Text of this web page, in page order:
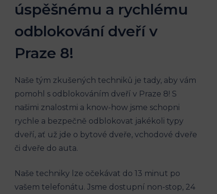
úspěšnému a rychlému
odblokování dveří v
Praze 8!
Naše tým zkušených techniků je tady, aby vám
pomohl s odblokováním dveří v Praze 8! S
našimi znalostmi a know-how jsme schopni
rychle a bezpečně odblokovat jakékoli typy
dveří, ať už jde o bytové dveře, vchodové dveře
či dveře do auta.
Naše techniky lze očekávat do 13 minut po
vašem telefonátu. Jsme dostupní non-stop, 24